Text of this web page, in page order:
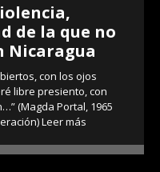
de la que no
Nicaragua
con los ojos
libre presiento, con
(Magda Portal, 1965
Leer más